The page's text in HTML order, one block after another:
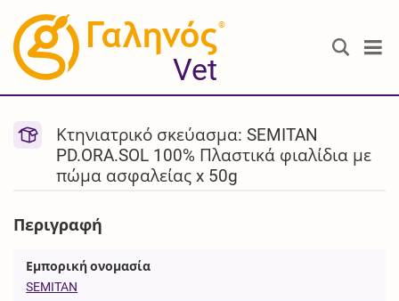
®
Vet
Κτηνιατρικό σκεύασμα: SEMITAN
PD.ORA.SOL 100% Πλαστικά φιαλίδια με
πώμα ασφαλείας x 50g
Περιγραφή
Εμπορική ονομασία
SEMITAN